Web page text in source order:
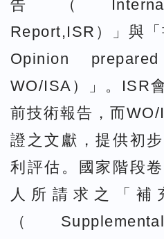
告（
Report,ISR）」與
Opinion
WO/ISA）」。ISR
前技術報告，而WO/
證之文獻，提供初
利評估。國家階段
人所請求之「補
（